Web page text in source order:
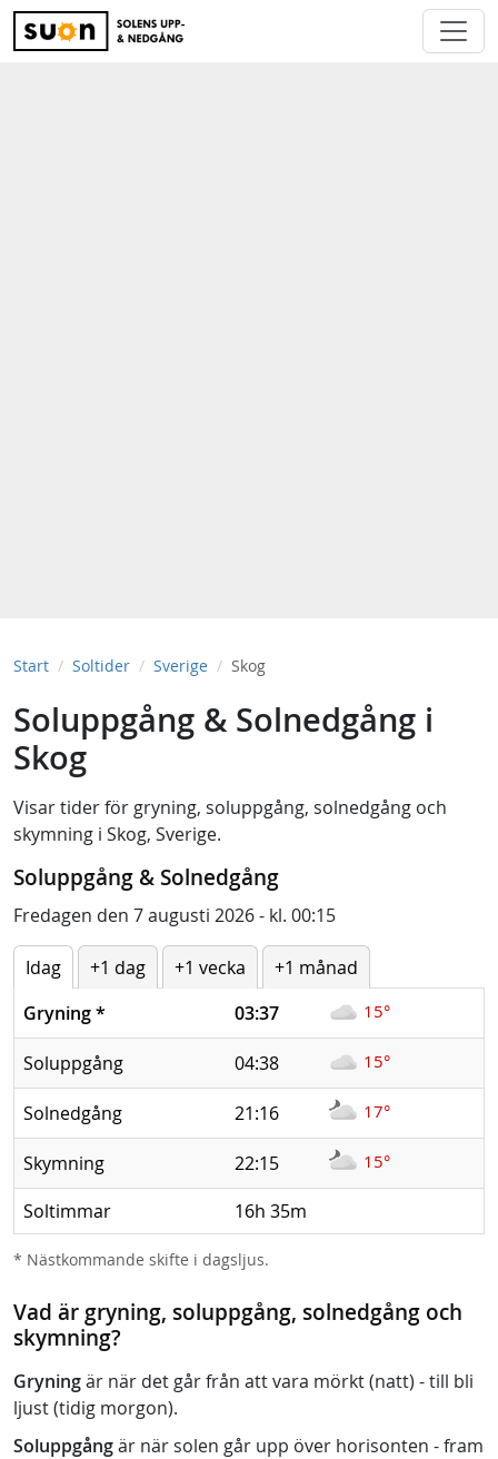
Start Soltider Sverige Skog
Soluppgång & Solnedgång i
Skog
Visar tider för gryning, soluppgång, solnedgång och
skymning i Skog, Sverige.
Soluppgång & Solnedgång
Fredagen den 7 augusti 2026 - kl. 00:15
Idag +1 dag +1 vecka
+1 månad
Gryning* 03:37 15°
Soluppgång 04:38 15°
Solnedgång 21:16 17°
Skymning 22:15 15°
Soltimmar 16h 35m
* Nästkommande skifte i dagsljus.
Vad är gryning, soluppgång, solnedgång och
skymning?
Gryningär när det går från att vara mörkt (natt) - till bli
ljust (tidig morgon).
Soluppgångär när solen går upp över horisonten - fram